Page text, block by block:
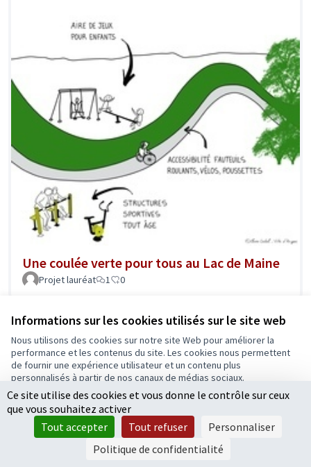
Informations sur les cookies utilisés sur le site web
Nous utilisons des cookies sur notre site Web pour améliorer la
performance et les contenus du site. Les cookies nous permettent
de fournir une expérience utilisateur et un contenu plus
personnalisés à partir de nos canaux de médias sociaux.
Tout accepter
Accepter seulement les cookies essentiels
Paramètres
Une coulée verte pour tous au Lac de Maine
Projet lauréat 1 0
Ce site utilise des cookies et vous donne le contrôle sur ceux
que vous souhaitez activer
Tout accepter
Tout refuser
Personnaliser
Politique de confidentialité